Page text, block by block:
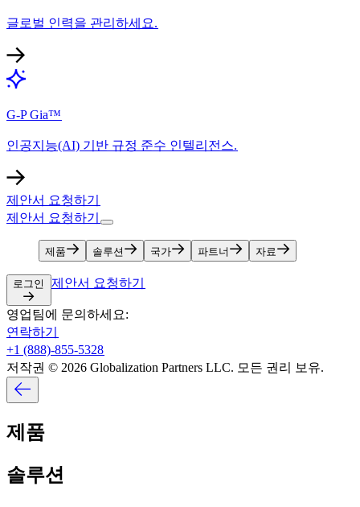
글로벌 인력을 관리하세요.​​
G-P Gia™​​
인공지능(AI) 기반 규정 준수 인텔리전스.​​
제안서 요청하기​​
제안서 요청하기​​
제품​​ 솔루션​​ 국가​​ 파트너​​ 자료​​
로그인​​ 제안서 요청하기​​
영업팀에 문의하세요:​​
연락하기​​
+1 (888)-855-5328​​
저작권 © 2026 Globalization Partners LLC. 모든 권리 보유.​​
제품​​
솔루션​​